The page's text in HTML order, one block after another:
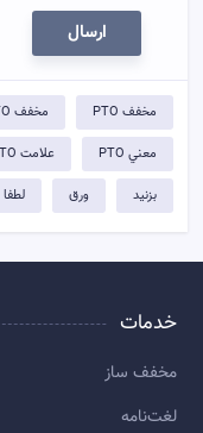
ارسال
مخفف PTO مخفف PTO چيست
معني PTO علامت PTO
بزنید ورق لطفا
خدمات
مخفف ساز
لغت‌نامه